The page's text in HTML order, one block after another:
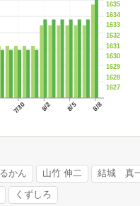
7/30 8/2 8/5 8/8
1627
1628
1629
1630
1631
1632
1633
1634
1635
かん 山竹 伸二 結城 真
くずしろ